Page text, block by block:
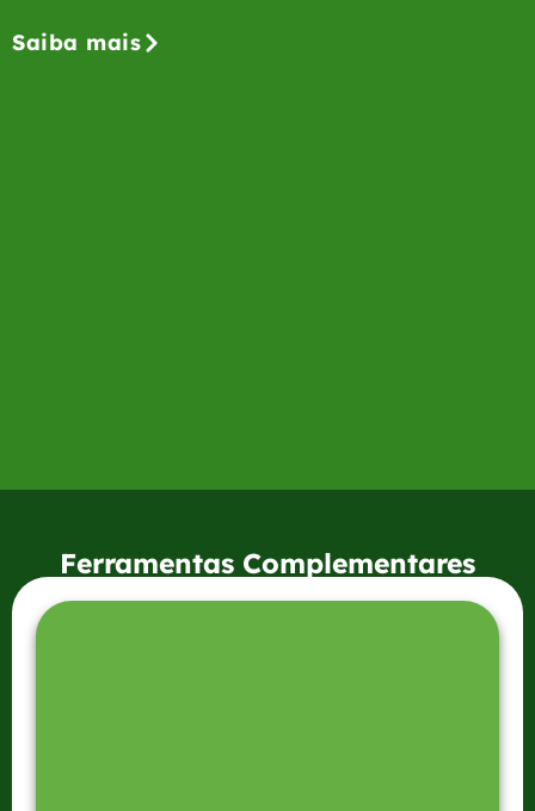
Saiba mais
Ferramentas Complementares